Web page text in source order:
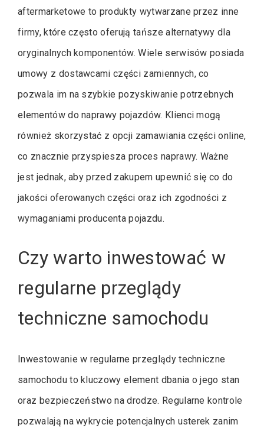
aftermarketowe to produkty wytwarzane przez inne
firmy, które często oferują tańsze alternatywy dla
oryginalnych komponentów. Wiele serwisów posiada
umowy z dostawcami części zamiennych, co
pozwala im na szybkie pozyskiwanie potrzebnych
elementów do naprawy pojazdów. Klienci mogą
również skorzystać z opcji zamawiania części online,
co znacznie przyspiesza proces naprawy. Ważne
jest jednak, aby przed zakupem upewnić się co do
jakości oferowanych części oraz ich zgodności z
wymaganiami producenta pojazdu.
Czy warto inwestować w
regularne przeglądy
techniczne samochodu
Inwestowanie w regularne przeglądy techniczne
samochodu to kluczowy element dbania o jego stan
oraz bezpieczeństwo na drodze. Regularne kontrole
pozwalają na wykrycie potencjalnych usterek zanim